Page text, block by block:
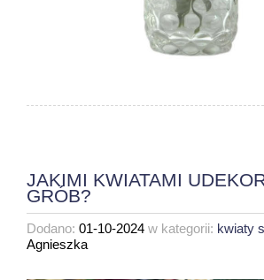
JAKIMI KWIATAMI
GRÓB?
Dodano: 01-10-2024 w kategorii: kwiaty
Agnieszka